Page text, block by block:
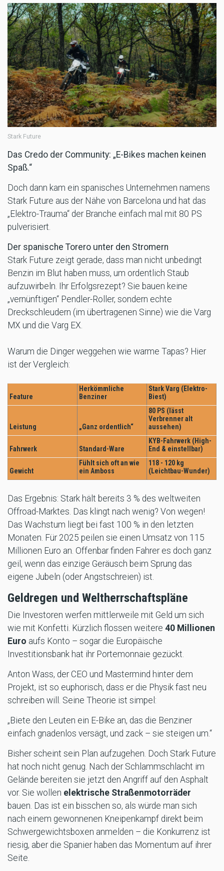
Stark Future
Das Credo der Community: „E-Bikes machen keinen
Spaß.“
Doch dann kam ein spanisches Unternehmen namens
Stark Future aus der Nähe von Barcelona und hat das
„Elektro-Trauma“ der Branche einfach mal mit 80 PS
pulverisiert.
Der spanische Torero unter den Stromern
Stark Future zeigt gerade, dass man nicht unbedingt
Benzin im Blut haben muss, um ordentlich Staub
aufzuwirbeln. Ihr Erfolgsrezept? Sie bauen keine
„vernünftigen“ Pendler-Roller, sondern echte
Dreckschleudern (im übertragenen Sinne) wie die Varg
MX und die Varg EX.
Warum die Dinger weggehen wie warme Tapas? Hier
ist der Vergleich:
Feature
Herkömmliche
Benziner
Stark Varg (Elektro-
Biest)
Leistung „Ganz ordentlich“
80 PS (lässt
Verbrenner alt
aussehen)
Fahrwerk Standard-Ware
KYB-Fahrwerk (High-
End & einstellbar)
Gewicht
Fühlt sich oft an wie
ein Amboss
118 - 120 kg
(Leichtbau-Wunder)
Das Ergebnis: Stark hält bereits 3 % des weltweiten
Offroad-Marktes. Das klingt nach wenig? Von wegen!
Das Wachstum liegt bei fast 100 % in den letzten
Monaten. Für 2025 peilen sie einen Umsatz von 115
Millionen Euro an. Offenbar finden Fahrer es doch ganz
geil, wenn das einzige Geräusch beim Sprung das
eigene Jubeln (oder Angstschreien) ist.
Geldregen und Weltherrschaftspläne
Die Investoren werfen mittlerweile mit Geld um sich
wie mit Konfetti. Kürzlich flossen weitere 40 Millionen
Euro aufs Konto – sogar die Europäische
Investitionsbank hat ihr Portemonnaie gezückt.
Anton Wass, der CEO und Mastermind hinter dem
Projekt, ist so euphorisch, dass er die Physik fast neu
schreiben will. Seine Theorie ist simpel:
„Biete den Leuten ein E-Bike an, das die Benziner
einfach gnadenlos versägt, und zack – sie steigen um.“
Bisher scheint sein Plan aufzugehen. Doch Stark Future
hat noch nicht genug. Nach der Schlammschlacht im
Gelände bereiten sie jetzt den Angriff auf den Asphalt
vor. Sie wollen elektrische Straßenmotorräder
bauen. Das ist ein bisschen so, als würde man sich
nach einem gewonnenen Kneipenkampf direkt beim
Schwergewichtsboxen anmelden – die Konkurrenz ist
riesig, aber die Spanier haben das Momentum auf ihrer
Seite.